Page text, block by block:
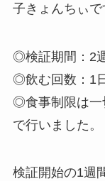
子きょんちぃで
◎検証期間：2
◎飲む回数：1
◎食事制限は一
で行いました。
検証開始の1週